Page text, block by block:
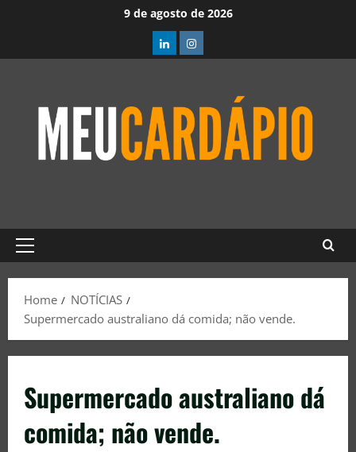
9 de agosto de 2026
Home
NOTÍCIAS
Supermercado australiano dá comida; não vende.
Supermercado australiano dá
comida; não vende.